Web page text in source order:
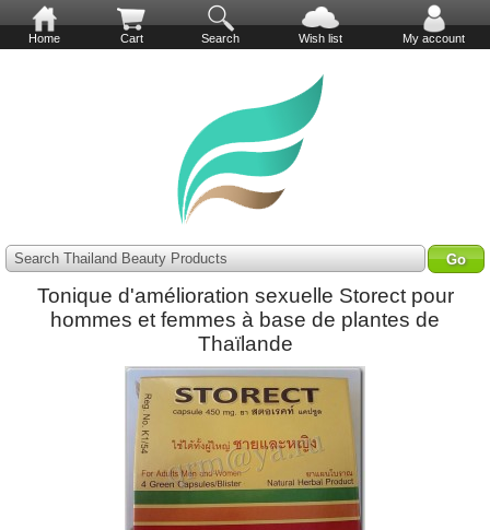
Home Cart Search Wish list My account
Search Thailand Beauty Products
Tonique d'amélioration sexuelle Storect pour
hommes et femmes à base de plantes de
Thaïlande